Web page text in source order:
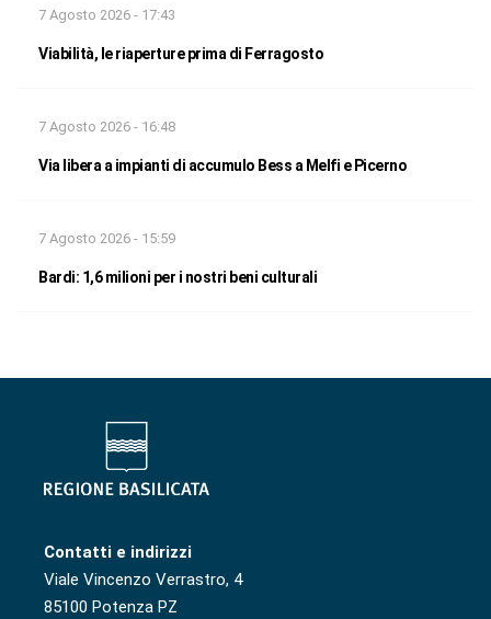
7 Agosto 2026 - 17:43
Viabilità, le riaperture prima di Ferragosto
7 Agosto 2026 - 16:48
Via libera a impianti di accumulo Bess a Melfi e Picerno
7 Agosto 2026 - 15:59
Bardi: 1,6 milioni per i nostri beni culturali
Contatti e indirizzi
Viale Vincenzo Verrastro, 4
85100 Potenza PZ